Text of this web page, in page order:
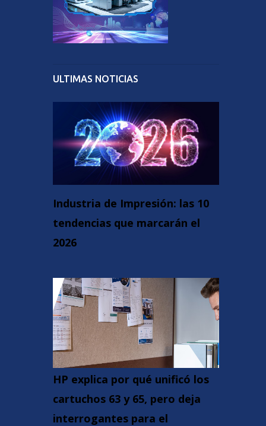
ULTIMAS NOTICIAS
Industria de Impresión: las 10
tendencias que marcarán el
2026
HP explica por qué unificó los
cartuchos 63 y 65, pero deja
interrogantes para el